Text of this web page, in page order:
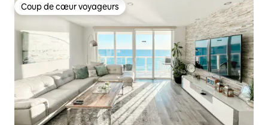
Coup de cœur voyageurs
Coup de cœur voyageurs